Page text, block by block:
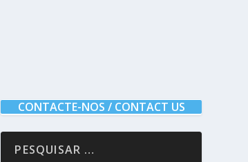
CONTACTE-NOS / CONTACT US